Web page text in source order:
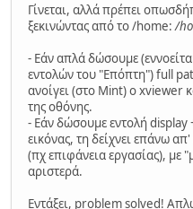
Γίνεται, αλλά πρέπει
ξεκινώντας από το /home:/
- Εάν απλά δώσουμε
εντολών του "Επόπτη") full
ανοίγει (στο Mint) ο xviewer
της οθόνης.
- Εάν δώσουμε εντολή
εικόνας, τη δείχνει επάνω
(πχ επιφάνεια εργασίας), με
αριστερά.
Εντάξει, problem solved!